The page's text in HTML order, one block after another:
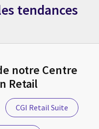
tendances
notre Centre
Retail
CGI Retail Suite